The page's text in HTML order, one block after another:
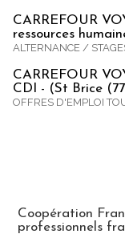
CARREFOUR
ressources
ALTERNANCE /
CARREFOUR
CDI - (St Brice
OFFRES D'EMPLOI
Coopération
professionnels